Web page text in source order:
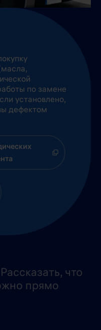
по замене
установлено,
дефектом
Рассказать, что
прямо